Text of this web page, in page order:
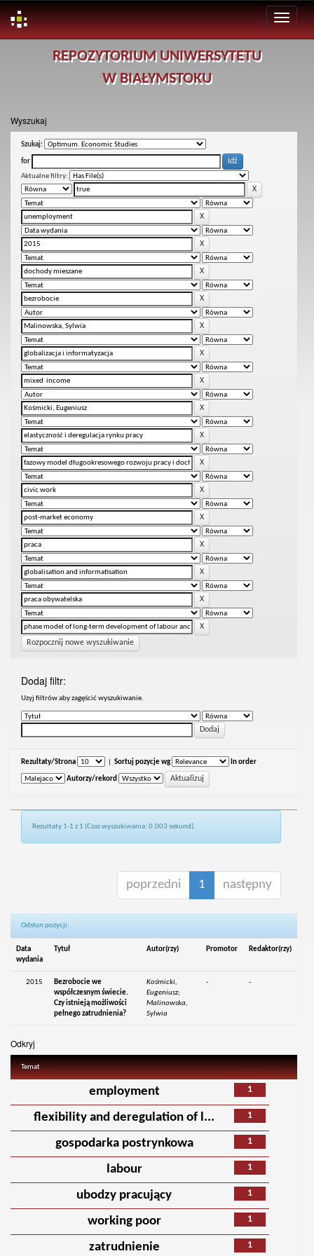
REPOZYTORIUM UNIWERSYTETU
W BIAŁYMSTOKU
Wyszukaj
Szukaj:
for
Aktualne filtry:
Rozpocznij nowe wyszukiwanie
Dodaj filtr:
Uzyj filtrów aby zagęścić wyszukiwanie.
Rezultaty/Strona Sortuj pozycje wg In order
Autorzy/rekord
Rezultaty 1-1 z 1 (Czas wyszukiwania: 0.003 sekund).
poprzedni 1 następny
Odsłon pozycji:
Data
wydania
Tytuł Autor(rzy) Promotor Redaktor(rzy)
2015
Bezrobocie we
współczesnym świecie.
Czy istnieją możliwości
pełnego zatrudnienia?
Kośmicki,
Eugeniusz;
Malinowska,
Sylwia
- -
Odkryj
Temat
1
employment
1
flexibility and deregulation of l...
1
gospodarka postrynkowa
1
labour
1
ubodzy pracujący
1
working poor
1
zatrudnienie